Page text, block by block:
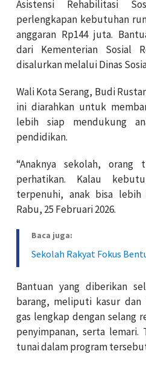
Asistensi Rehabilitasi
perlengkapan kebutuhan
anggaran Rp144 juta.
dari Kementerian Sosial
disalurkan melalui Dinas
Wali Kota Serang, Budi
ini diarahkan untuk
lebih siap mendukung
pendidikan.
“Anaknya sekolah,
perhatikan. Kalau
terpenuhi, anak bisa lebih
Rabu, 25 Februari 2026.
Baca juga:
Sekolah Rakyat Fokus
Bantuan yang diberikan
barang, meliputi kasur
gas lengkap dengan selang
penyimpanan, serta lemari.
tunai dalam program